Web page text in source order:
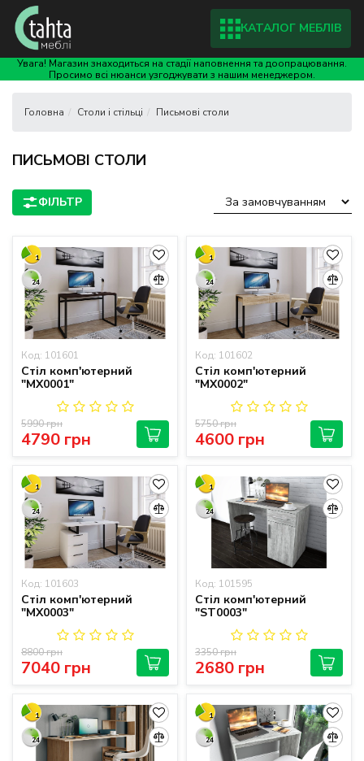
Увага! Магазин знаходиться на стадії наповнення та доопрацювання.
Просимо всі нюанси узгоджувати з нашим менеджером.
КАТАЛОГ МЕБЛІВ
Столи і стільці Письмові столи
ПИСЬМОВІ СТОЛИ
1
24
Код: 101601
Стіл комп'ютерний
"MX0001"
4790 грн
5990 грн
1
24
Код: 101602
Стіл комп'ютерний
"MX0002"
4600 грн
5750 грн
1
24
Код: 101603
Стіл комп'ютерний
"MX0003"
7040 грн
8800 грн
1
24
Код: 101595
Стіл комп'ютерний
"ST0003"
2680 грн
3350 грн
1
24
1
24